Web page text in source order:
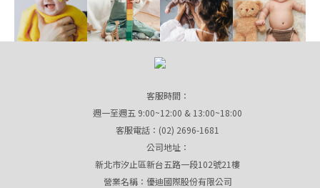
客服時間：
週一至週五 9:00~12:00 & 13:00~18:00
客服電話：(02) 2696-1681
公司地址：
新北市汐止區新台五路一段102號21樓
營業名稱：優迪國際股份有限公司